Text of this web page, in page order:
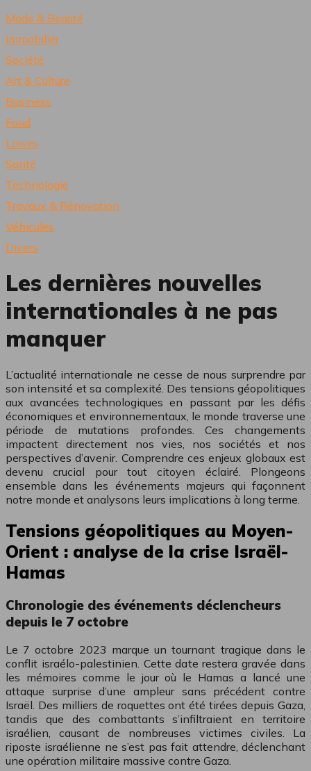
Mode & Beauté
Immobilier
Société
Art & Culture
Business
Food
Loisirs
Santé
Technologie
Travaux & Rénovation
Véhicules
Divers
Les dernières nouvelles
internationales à ne pas
manquer
L’actualité internationale ne cesse de nous surprendre par
son intensité et sa complexité. Des tensions géopolitiques
aux avancées technologiques en passant par les défis
économiques et environnementaux, le monde traverse une
période de mutations profondes. Ces changements
impactent directement nos vies, nos sociétés et nos
perspectives d’avenir. Comprendre ces enjeux globaux est
devenu crucial pour tout citoyen éclairé. Plongeons
ensemble dans les événements majeurs qui façonnent
notre monde et analysons leurs implications à long terme.
Tensions géopolitiques au Moyen-
Orient : analyse de la crise Israël-
Hamas
Chronologie des événements déclencheurs
depuis le 7 octobre
Le 7 octobre 2023 marque un tournant tragique dans le
conflit israélo-palestinien. Cette date restera gravée dans
les mémoires comme le jour où le Hamas a lancé une
attaque surprise d’une ampleur sans précédent contre
Israël. Des milliers de roquettes ont été tirées depuis Gaza,
tandis que des combattants s’infiltraient en territoire
israélien, causant de nombreuses victimes civiles. La
riposte israélienne ne s’est pas fait attendre, déclenchant
une opération militaire massive contre Gaza.